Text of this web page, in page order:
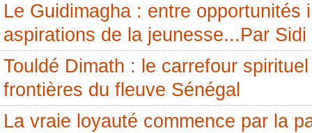
Le Guidimagha : entre opportunités
aspirations de la jeunesse...Par
Touldé Dimath : le carrefour
frontières du fleuve Sénégal
La vraie loyauté commence par la